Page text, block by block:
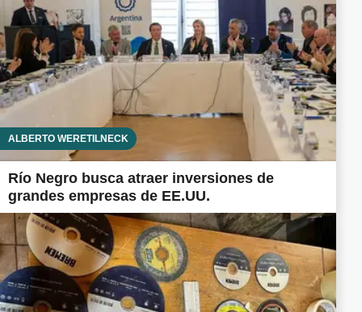
ALBERTO WERETILNECK
Río Negro busca atraer inversiones de
grandes empresas de EE.UU.